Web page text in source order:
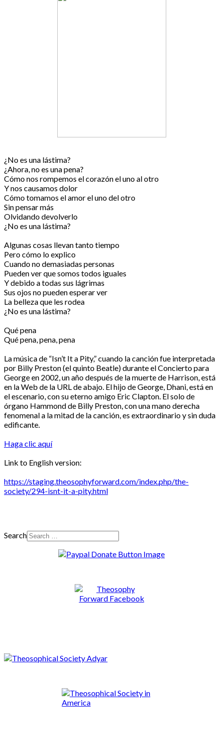
¿No es una lástima?
¿Ahora, no es una pena?
Cómo nos rompemos el corazón el uno al otro
Y nos causamos dolor
Cómo tomamos el amor el uno del otro
Sin pensar más
Olvidando devolverlo
¿No es una lástima?
Algunas cosas llevan tanto tiempo
Pero cómo lo explico
Cuando no demasiadas personas
Pueden ver que somos todos iguales
Y debido a todas sus lágrimas
Sus ojos no pueden esperar ver
La belleza que les rodea
¿No es una lástima?
Qué pena
Qué pena, pena, pena
La música de “Isn’t It a Pity,” cuando la canción fue interpretada
por Billy Preston (el quinto Beatle) durante el Concierto para
George en 2002, un año después de la muerte de Harrison, está
en la Web de la URL de abajo. El hijo de George, Dhani, está en
el escenario, con su eterno amigo Eric Clapton. El solo de
órgano Hammond de Billy Preston, con una mano derecha
fenomenal a la mitad de la canción, es extraordinario y sin duda
edificante.
Haga clic aquí
Link to English version:
https://staging.theosophyforward.com/index.php/the-
society/294-isnt-it-a-pity.html
Search